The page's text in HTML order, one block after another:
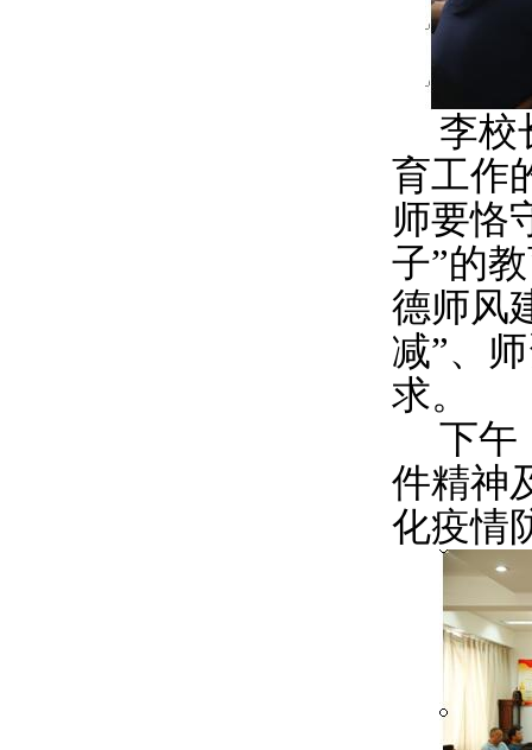
李校
育工作
师要恪
子”的
德师风
减”、
求。
下午
件精神
化疫情